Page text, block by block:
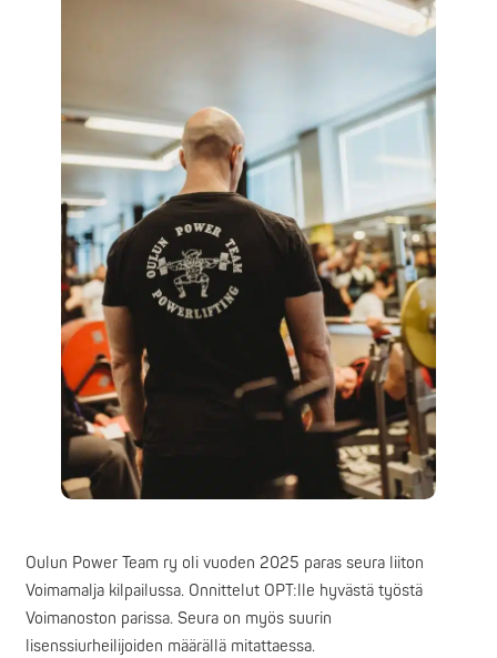
Oulun Power Team ry oli vuoden 2025 paras seura liiton
Voimamalja kilpailussa. Onnittelut OPT:lle hyvästä työstä
Voimanoston parissa. Seura on myös suurin
lisenssiurheilijoiden määrällä mitattaessa.